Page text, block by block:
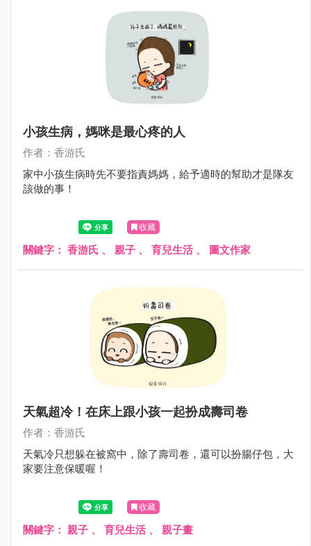
小孩生病，媽咪是最心疼的人
作者：香游氏
家中小孩生病時先不要指責媽媽，給予適時的幫助才是隊友
該做的事！
收藏
關鍵字： 香游氏 、 親子 、 育兒生活、 圖文作家
天氣超冷！在床上跟小孩一起扮成壽司卷
作者：香游氏
天氣冷只想躲在被窩中，除了壽司卷，還可以扮腸仔包，大
家要注意保暖喔！
收藏
關鍵字： 親子 、 育兒生活、 親子畫